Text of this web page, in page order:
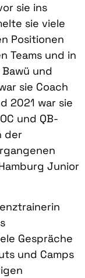
sie ins
sie viele
Positionen
Teams und in
und
sie Coach
2021 war sie
und QB-
der
Junior
Gespräche
und Camps